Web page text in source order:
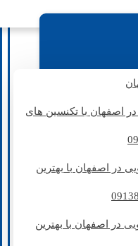
در اصفهان با تکنسین های
در اصفهان با بهترین
در اصفهان با بهترین